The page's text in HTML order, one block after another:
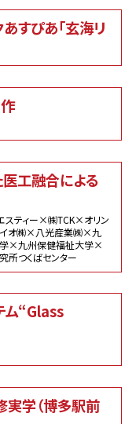
すぴあ「玄海リ
工融合による
スティー×㈱TCK×オリン
オ㈱×八光産業㈱×九
×九州保健福祉大学×
つくばセンター
ム“Glass
学（博多駅前